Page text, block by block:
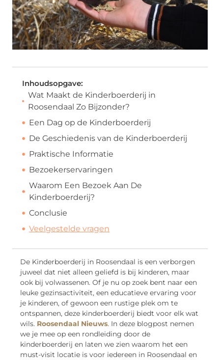
Inhoudsopgave:
Wat Maakt de Kinderboerderij in
Roosendaal Zo Bijzonder?
Een Dag op de Kinderboerderij
De Geschiedenis van de Kinderboerderij
Praktische Informatie
Bezoekerservaringen
Waarom Een Bezoek Aan De
Kinderboerderij?
Conclusie
Veelgestelde vragen
De Kinderboerderij in Roosendaal is een verborgen
juweel dat niet alleen geliefd is bij kinderen, maar
ook bij volwassenen. Of je nu op zoek bent naar een
leuke gezinsactiviteit, een educatieve ervaring voor
je kinderen, of gewoon een rustige plek om te
ontspannen, deze kinderboerderij biedt voor elk wat
wils. Roosendaal Nieuws. In deze blogpost nemen
we je mee op een rondleiding door de
kinderboerderij en laten we zien waarom het een
must-visit locatie is voor iedereen in Roosendaal en